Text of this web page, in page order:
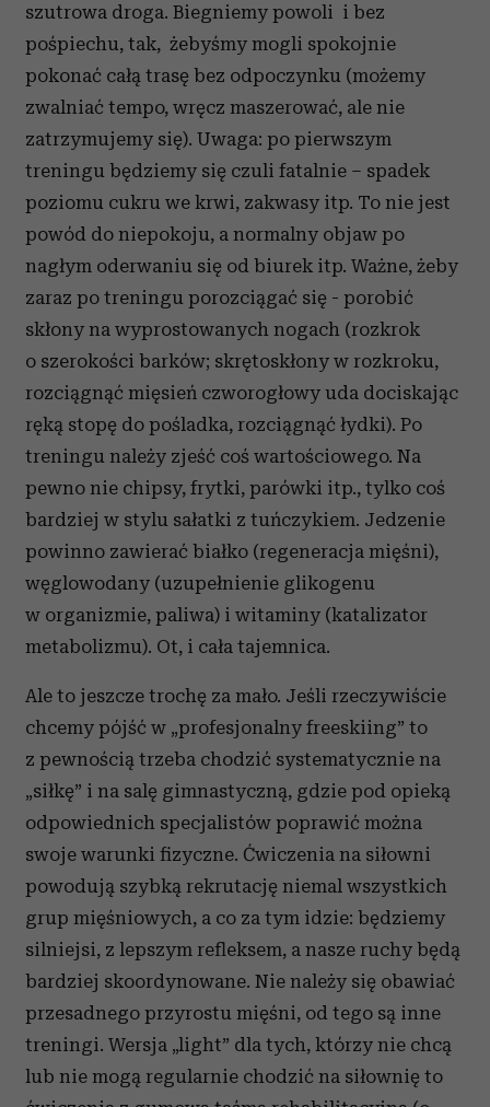
szutrowa droga. Biegniemy powoli i bez
pośpiechu, tak, żebyśmy mogli spokojnie
pokonać całą trasę bez odpoczynku (możemy
zwalniać tempo, wręcz maszerować, ale nie
zatrzymujemy się). Uwaga: po pierwszym
treningu będziemy się czuli fatalnie – spadek
poziomu cukru we krwi, zakwasy itp. To nie jest
powód do niepokoju, a normalny objaw po
nagłym oderwaniu się od biurek itp. Ważne, żeby
zaraz po treningu porozciągać się - porobić
skłony na wyprostowanych nogach (rozkrok
o szerokości barków; skrętoskłony w rozkroku,
rozciągnąć mięsień czworogłowy uda dociskając
ręką stopę do pośladka, rozciągnąć łydki). Po
treningu należy zjeść coś wartościowego. Na
pewno nie chipsy, frytki, parówki itp., tylko coś
bardziej w stylu sałatki z tuńczykiem. Jedzenie
powinno zawierać białko (regeneracja mięśni),
węglowodany (uzupełnienie glikogenu
w organizmie, paliwa) i witaminy (katalizator
metabolizmu). Ot, i cała tajemnica.
Ale to jeszcze trochę za mało. Jeśli rzeczywiście
chcemy pójść w „profesjonalny freeskiing” to
z pewnością trzeba chodzić systematycznie na
„siłkę” i na salę gimnastyczną, gdzie pod opieką
odpowiednich specjalistów poprawić można
swoje warunki fizyczne. Ćwiczenia na siłowni
powodują szybką rekrutację niemal wszystkich
grup mięśniowych, a co za tym idzie: będziemy
silniejsi, z lepszym refleksem, a nasze ruchy będą
bardziej skoordynowane. Nie należy się obawiać
przesadnego przyrostu mięśni, od tego są inne
treningi. Wersja „light” dla tych, którzy nie chcą
lub nie mogą regularnie chodzić na siłownię to